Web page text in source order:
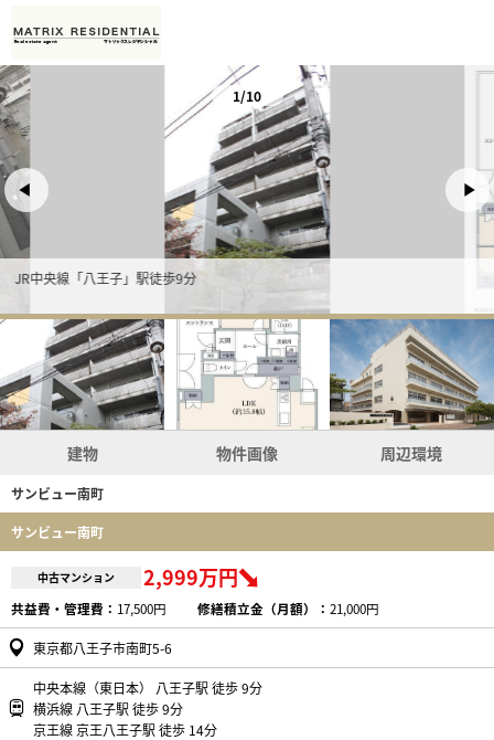
JR中央線「八王子」駅徒歩9分
1/10
建物 物件画像 周辺環境
サンビュー南町
サンビュー南町
中古マンション 2,999万円
共益費・管理費： 17,500円 修繕積立金（月額）：21,000円
東京都八王子市南町5-6
中央本線（東日本） 八王子駅 徒歩 9分
横浜線 八王子駅 徒歩 9分
京王線 京王八王子駅 徒歩 14分